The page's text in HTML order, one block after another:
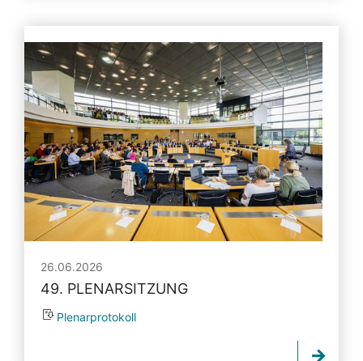
26.06.2026
49. PLENARSITZUNG
Plenarprotokoll